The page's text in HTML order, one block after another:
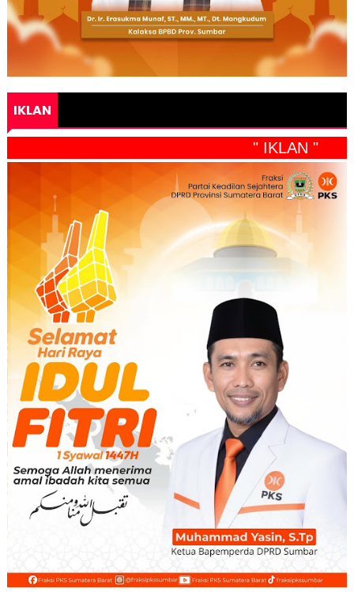
IKLAN
" IKLAN "